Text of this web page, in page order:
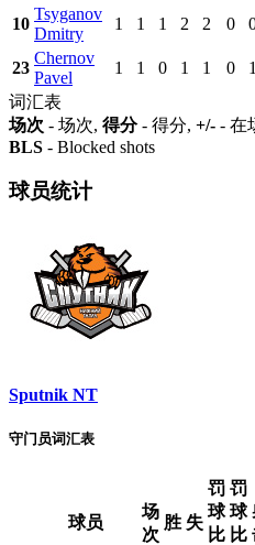
10
Tsyganov
Dmitry
1 1 1 2 2 0
23
Chernov
Pavel
1 1 0 1 1 0 1
词汇表
场次 - 场次, 得分- 得分, +/- - 在
BLS - Blocked shots
球员统计
Sputnik NT
守门员词汇表
球员
场
次
胜 失
罚
球
比
罚
球
比